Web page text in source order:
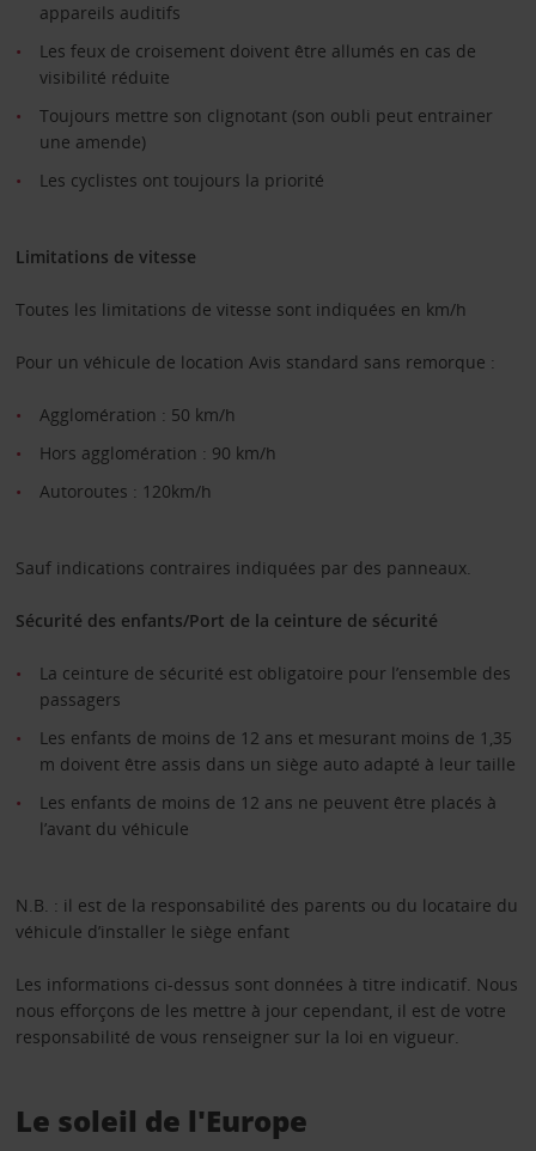
appareils auditifs
Les feux de croisement doivent être allumés en cas de
visibilité réduite
Toujours mettre son clignotant (son oubli peut entrainer
une amende)
Les cyclistes ont toujours la priorité
Limitations de vitesse
Toutes les limitations de vitesse sont indiquées en km/h
Pour un véhicule de location Avis standard sans remorque :
Agglomération : 50 km/h
Hors agglomération : 90 km/h
Autoroutes : 120km/h
Sauf indications contraires indiquées par des panneaux.
Sécurité des enfants/Port de la ceinture de sécurité
La ceinture de sécurité est obligatoire pour l’ensemble des
passagers
Les enfants de moins de 12 ans et mesurant moins de 1,35
m doivent être assis dans un siège auto adapté à leur taille
Les enfants de moins de 12 ans ne peuvent être placés à
l’avant du véhicule
N.B. : il est de la responsabilité des parents ou du locataire du
véhicule d’installer le siège enfant
Les informations ci-dessus sont données à titre indicatif. Nous
nous efforçons de les mettre à jour cependant, il est de votre
responsabilité de vous renseigner sur la loi en vigueur.
Le soleil de l'Europe